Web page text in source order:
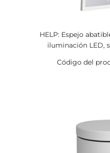
HELP: Espejo
iluminación LED,
Código del